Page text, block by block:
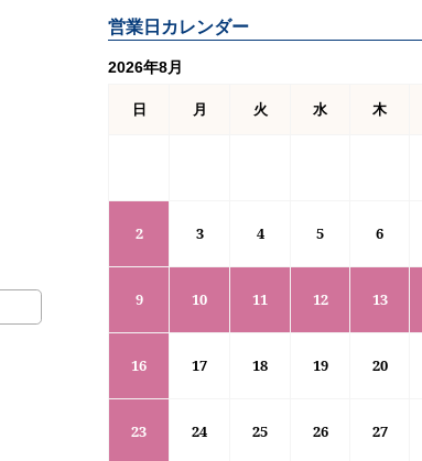
営業日カレンダー
2026年8月
日 月 火 水 木
2 3 4 5 6
9 10 11 12 13
16 17 18 19 20
23 24 25 26 27